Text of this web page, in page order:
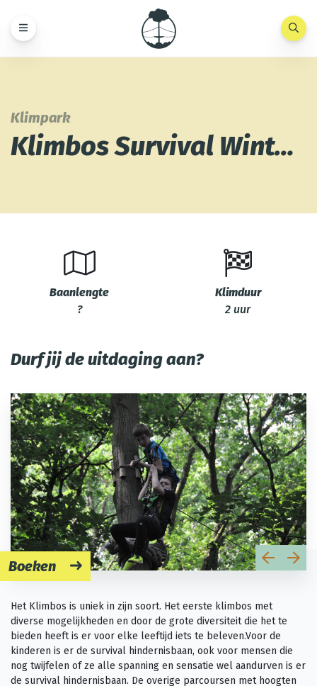
Klimpark
Klimbos Survival Winterswijk
Baanlengte
?
Klimduur
2 uur
Durf jij de uitdaging aan?
Boeken
Het Klimbos is uniek in zijn soort. Het eerste klimbos met
diverse mogelijkheden en door de grote diversiteit die het te
bieden heeft is er voor elke leeftijd iets te beleven.Voor de
kinderen is er de survival hindernisbaan, ook voor mensen die
nog twijfelen of ze alle spanning en sensatie wel aandurven is er
de survival hindernisbaan. De overige parcoursen met hoogten